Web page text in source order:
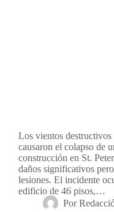
Los vientos
causaron el colapso de
construcción en St.
daños significativos
lesiones. El incidente
edificio de 46 pisos,…
Por